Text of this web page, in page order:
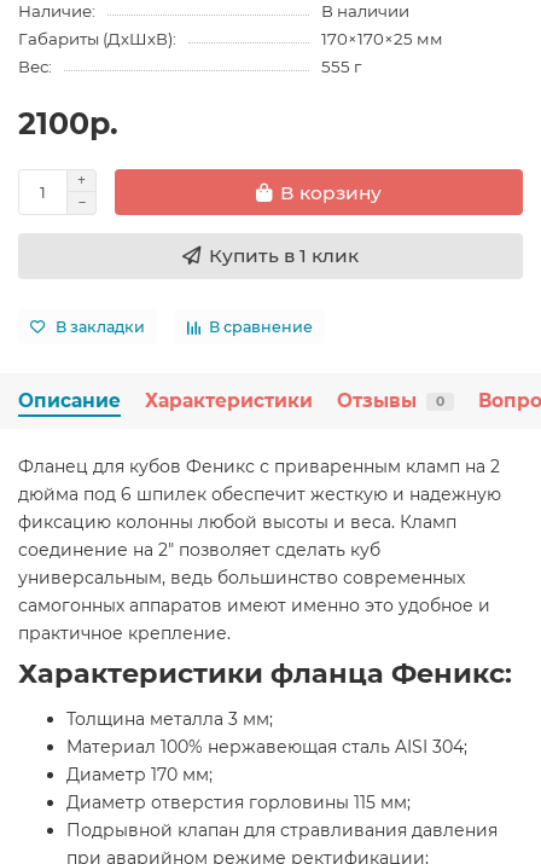
Наличие:
В наличии
Габариты (ДхШхВ):
170×170×25 мм
Вес:
555 г
2100р.
В корзину
Купить в 1 клик
В закладки В сравнение
Описание Характеристики Отзывы 0
Фланец для кубов Феникс с приваренным кламп на 2
дюйма под 6 шпилек обеспечит жесткую и надежную
фиксацию колонны любой высоты и веса. Кламп
соединение на 2" позволяет сделать куб
универсальным, ведь большинство современных
самогонных аппаратов имеют именно это удобное и
практичное крепление.
Характеристики фланца Феникс:
Толщина металла 3 мм;
Материал 100% нержавеющая сталь AISI 304;
Диаметр 170 мм;
Диаметр отверстия горловины 115 мм;
Подрывной клапан для стравливания давления
при аварийном режиме ректификации;